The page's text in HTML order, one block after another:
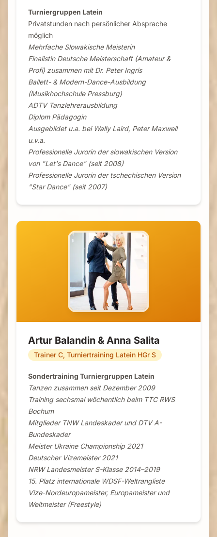
Turniergruppen Latein
Privatstunden nach persönlicher Absprache
möglich
Mehrfache Slowakische Meisterin
Finalistin Deutsche Meisterschaft (Amateur &
Profi) zusammen mit Dr. Peter Ingris
Ballett- & Modern-Dance-Ausbildung
(Musikhochschule Pressburg)
ADTV Tanzlehrerausbildung
Diplom Pädagogin
Ausgebildet u.a. bei Wally Laird, Peter Maxwell
u.v.a.
Professionelle Jurorin der slowakischen Version
von "Let's Dance" (seit 2008)
Professionelle Jurorin der tschechischen Version
"Star Dance" (seit 2007)
Artur Balandin & Anna Salita
Trainer C, Turniertraining Latein HGr S
Sondertraining Turniergruppen Latein
Tanzen zusammen seit Dezember 2009
Training sechsmal wöchentlich beim TTC RWS
Bochum
Mitglieder TNW Landeskader und DTV A-
Bundeskader
Meister Ukraine Championship 2021
Deutscher Vizemeister 2021
NRW Landesmeister S-Klasse 2014–2019
15. Platz internationale WDSF-Weltrangliste
Vize-Nordeuropameister, Europameister und
Weltmeister (Freestyle)